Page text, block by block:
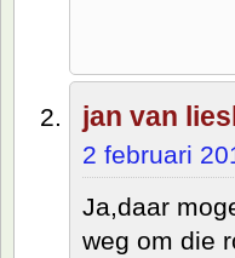
jan van
2 februari
Ja,daar
weg om die